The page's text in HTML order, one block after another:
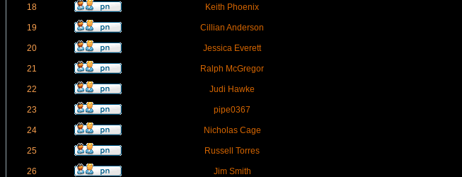
18 Keith Phoenix
19 Cillian Anderson
20 Jessica Everett
21 Ralph McGregor
22 Judi Hawke
23 pipe0367
24 Nicholas Cage
25 Russell Torres
26 Jim Smith